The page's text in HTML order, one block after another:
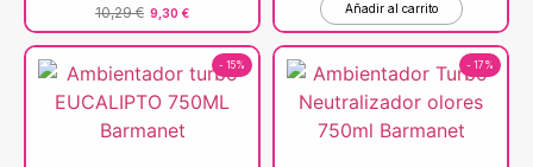
10,29€ 9,30 € Añadir al carrito
- 15% - 17%